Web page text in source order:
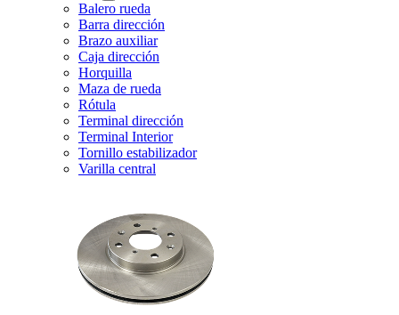
Balero rueda
Barra dirección
Brazo auxiliar
Caja dirección
Horquilla
Maza de rueda
Rótula
Terminal dirección
Terminal Interior
Tornillo estabilizador
Varilla central